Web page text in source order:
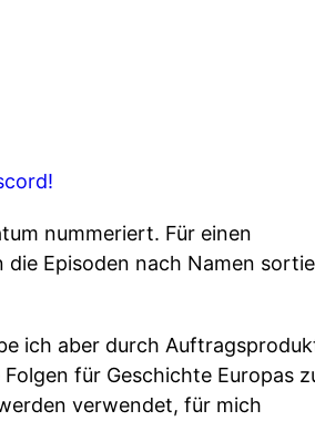
nummeriert. Für einen
Episoden nach Namen
ich aber durch
für Geschichte Europas
verwendet, für mich